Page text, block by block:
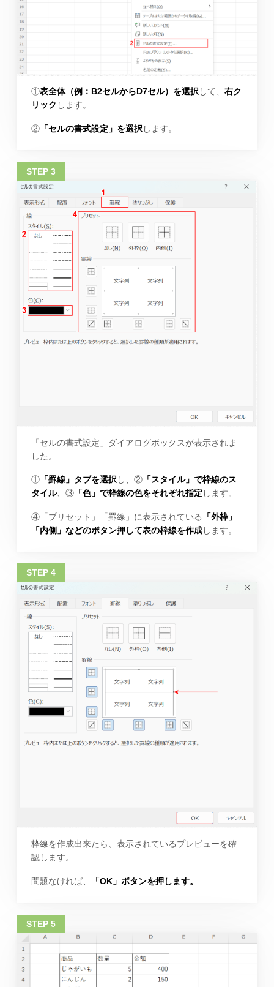
①表全体（例：B2セルからD7セル）を選択して、 右ク
リック します。
②「セルの書式設定」を選択 します。
「セルの書式設定」ダイアログボックスが表示されま
した。
①「罫線」タブを選択し、②「スタイル」で枠線のス
タイル、③「色」で枠線の色をそれぞれ指定 します。
④「プリセット」「罫線」に表示されている 「外枠」
「内側」などのボタン押して表の枠線を作成します。
枠線を作成出来たら、表示されているプレビューを確
認します。
問題なければ、 「OK」ボタンを押します。